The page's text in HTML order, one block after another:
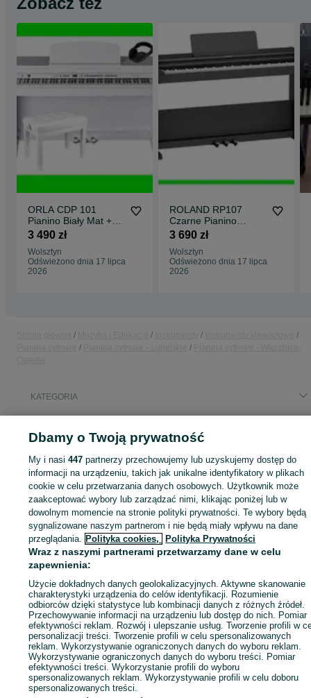
ORLA CDP 101
Pianino Biały Mat +
ŁAWKA + Słuchawki |
3 490 zł
Wolsztyn
Odświeżono dnia 17 lipca
2026
ROLAND RP107
Czarne Pianino
domowe 3 LATA
3 690 zł
Wolsztyn
Odświeżono dnia 17 lipca
2026
KATEGORIA
ID:959056119
Zaloguj się lub załóż konto na OLX, aby skontaktować się z
sprzedającym
Zaloguj się / Załóż konto
Zadzwoń / SMS Wyślij wiadomość
Dbamy o Twoją prywatność
My i nasi447 partnerzy przechowujemy lub uzyskujemy dostęp do
informacji na urządzeniu, takich jak unikalne identyfikatory w plikach
cookie w celu przetwarzania danych osobowych. Użytkownik może
zaakceptować wybory lub zarządzać nimi, klikając poniżej lub w
dowolnym momencie na stronie polityki prywatności. Te wybory będą
sygnalizowane naszym partnerom i nie będą miały wpływu na dane
przeglądania. Polityka cookies, Polityka Prywatności
Wraz z naszymi partnerami przetwarzamy dane w celu
zapewnienia:
Użycie dokładnych danych geolokalizacyjnych. Aktywne skanowanie
charakterystyki urządzenia do celów identyfikacji. Rozumienie
odbiorców dzięki statystyce lub kombinacji danych z różnych źródeł.
Przechowywanie informacji na urządzeniu lub dostęp do nich. Pomiar
efektywności reklam. Rozwój i ulepszanie usług. Tworzenie profili w
personalizacji treści. Tworzenie profili w celu spersonalizowanych
reklam. Wykorzystywanie ograniczonych danych do wyboru reklam.
Wykorzystywanie ograniczonych danych do wyboru treści. Pomiar
efektywności treści. Wykorzystanie profili do wyboru
spersonalizowanych reklam. Wykorzystywanie profili w celu doboru
spersonalizowanych treści.